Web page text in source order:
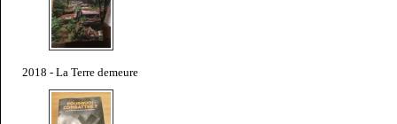
2018 - La Terre demeure